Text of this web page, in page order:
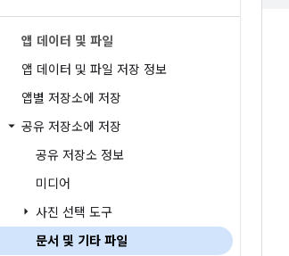
앱 데이터 및 파일
앱 데이터 및 파일 저장 정보
앱별 저장소에 저장
공유 저장소에 저장
공유 저장소 정보
미디어
사진 선택 도구
문서 및 기타 파일